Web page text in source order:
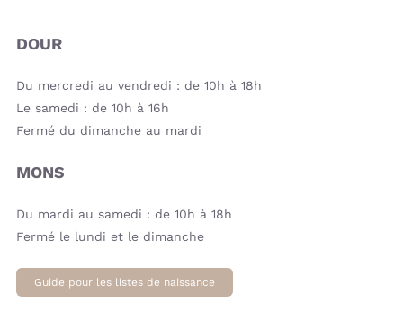
DOUR
Du mercredi au vendredi : de 10h à 18h
Le samedi : de 10h à 16h
Fermé du dimanche au mardi
MONS
Du mardi au samedi : de 10h à 18h
Fermé le lundi et le dimanche
Guide pour les listes de naissance